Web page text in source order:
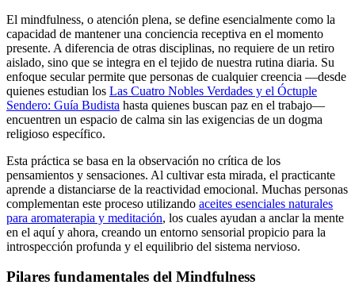
El mindfulness, o atención plena, se define esencialmente como la
capacidad de mantener una conciencia receptiva en el momento
presente. A diferencia de otras disciplinas, no requiere de un retiro
aislado, sino que se integra en el tejido de nuestra rutina diaria. Su
enfoque secular permite que personas de cualquier creencia —desde
quienes estudian los Las Cuatro Nobles Verdades y el Óctuple
Sendero: Guía Budista hasta quienes buscan paz en el trabajo—
encuentren un espacio de calma sin las exigencias de un dogma
religioso específico.
Esta práctica se basa en la observación no crítica de los
pensamientos y sensaciones. Al cultivar esta mirada, el practicante
aprende a distanciarse de la reactividad emocional. Muchas personas
complementan este proceso utilizando aceites esenciales naturales
para aromaterapia y meditación, los cuales ayudan a anclar la mente
en el aquí y ahora, creando un entorno sensorial propicio para la
introspección profunda y el equilibrio del sistema nervioso.
Pilares fundamentales del Mindfulness